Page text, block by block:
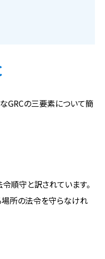
GRCの三要素について簡
順守と訳されています。
場所の法令を守らなけれ